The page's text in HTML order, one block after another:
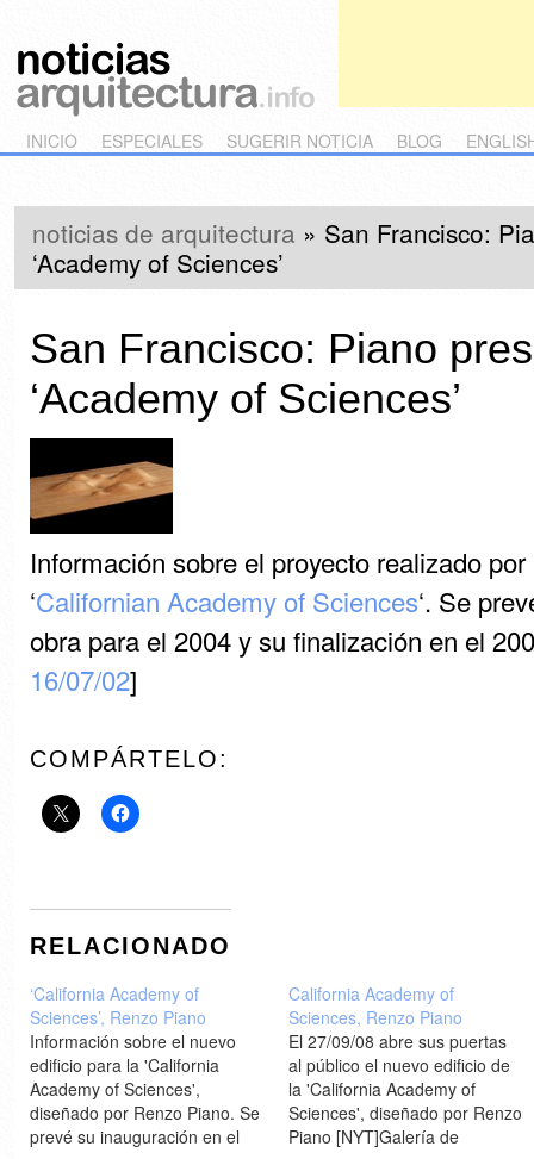
Main menu
Skip to primary content
Skip to secondary content
INICIO ESPECIALES SUGERIR NOTICIA BLOG
noticias de arquitectura » San Francisco:
‘Academy of Sciences’
San Francisco: Piano
‘Academy of Sciences’
Información sobre el proyecto realizado por
‘Californian Academy of Sciences‘. Se
obra para el 2004 y su finalización en el
16/07/02]
COMPÁRTELO:
RELACIONADO
‘California Academy of
Sciences’, Renzo Piano
Información sobre el nuevo
edificio para la 'California
Academy of Sciences',
diseñado por Renzo Piano. Se
prevé su inauguración en el
California Academy of
Sciences, Renzo Piano
El 27/09/08 abre sus puertas
al público el nuevo edificio de
la 'California Academy of
Sciences', diseñado por Renzo
Piano [NYT]Galería de